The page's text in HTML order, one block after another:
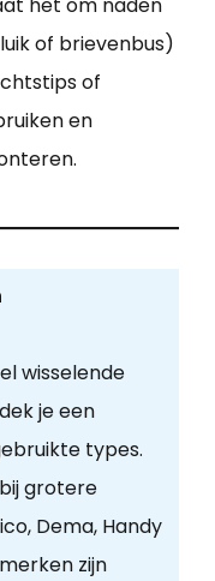
of brievenbus)
of
en
wisselende
je een
types.
grotere
Dema, Handy
zijn